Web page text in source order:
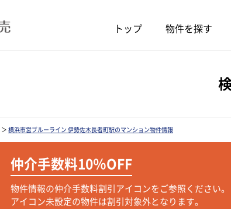
トップ 物件を探す
＞ 横浜市営ブルーライン 伊勢佐木長者町駅のマンション物件情報
仲介手数料10％OFF
物件情報の仲介手数料割引アイコンをご参照ください。
アイコン未設定の物件は割引対象外となります。